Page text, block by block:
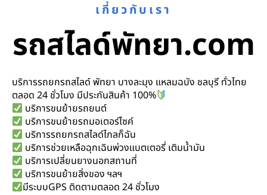
เกี่ยวกับเรา
รถสไลด์พัทยา.com
บริการรถยกรถสไลด์ พัทยา บางละมุง แหลมฉบัง ชลบุรี ทั่วไทย
ตลอด 24 ชั่วโมง มีประกันสินค้า 100%
บริการขนย้ายรถยนต์
บริการขนย้ายรถมอเตอร์ไซค์
บริการรถยกรถสไลด์ไกลก็ฉัน
บริการช่วยเหลือฉุกเฉินพ่วงแบตเตอรี่ เติมน้ำมัน
บริการเปลี่ยนยางนอกสถานที่
บริการขนย้ายสิ่งของ ฯลฯ
มีระบบGPS ติดตามตลอด 24 ชั่วโมง